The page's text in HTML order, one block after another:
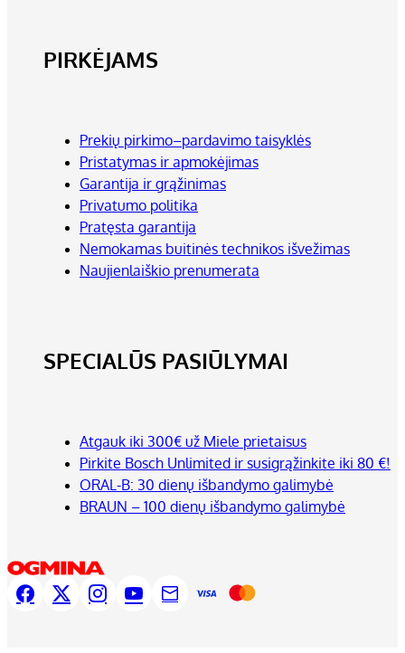
PIRKĖJAMS
Prekių pirkimo–pardavimo taisyklės
Pristatymas ir apmokėjimas
Garantija ir grąžinimas
Privatumo politika
Pratęsta garantija
Nemokamas buitinės technikos išvežimas
Naujienlaiškio prenumerata
SPECIALŪS PASIŪLYMAI
Atgauk iki 300€ už Miele prietaisus
Pirkite Bosch Unlimited ir susigrąžinkite iki 80 €!
ORAL-B: 30 dienų išbandymo galimybė
BRAUN – 100 dienų išbandymo galimybė